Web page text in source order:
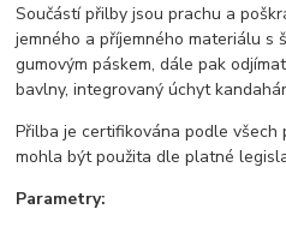
Součástí přilby jsou prachu a
jemného a příjemného materiálu s
gumovým páskem, dále pak
bavlny, integrovaný úchyt
Přilba je certifikována podle všech
mohla být použita dle platné
Parametry: